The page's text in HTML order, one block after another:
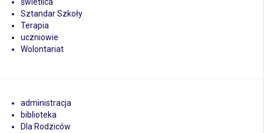
Sztandar Szkoły
Terapia
uczniowie
Wolontariat
administracja
biblioteka
Dla Rodziców